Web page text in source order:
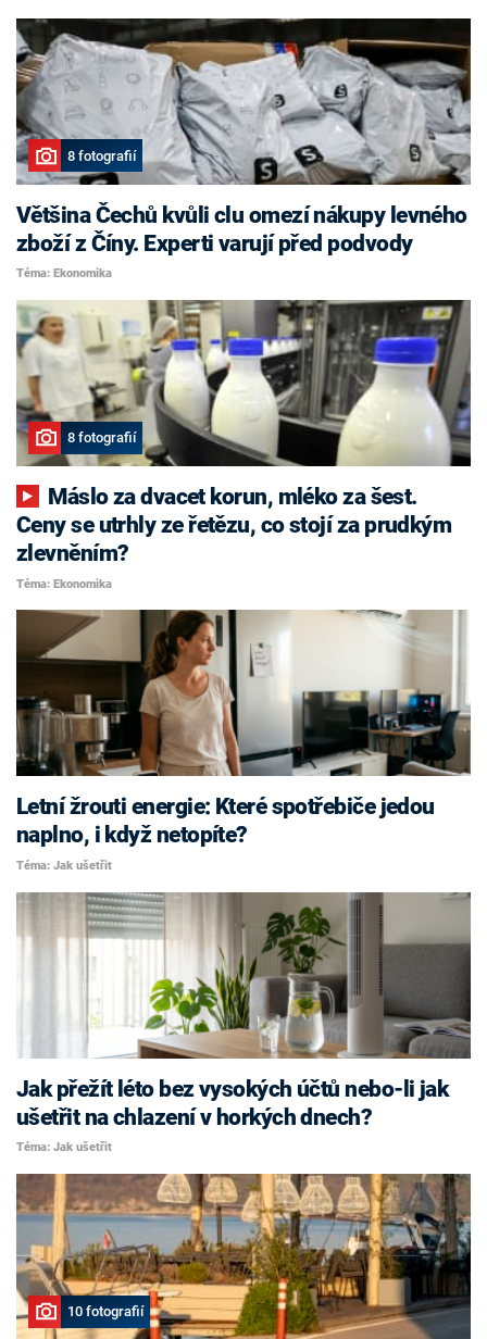
8 fotografií
Většina Čechů kvůli clu omezí nákupy levného
zboží z Číny. Experti varují před podvody
Téma: Ekonomika
8 fotografií
Ceny se utrhly ze řetězu, co stojí za prudkým
zlevněním?
Téma: Ekonomika
Letní žrouti energie: Které spotřebiče jedou
naplno, i když netopíte?
Téma: Jak ušetřit
Jak přežít léto bez vysokých účtů nebo-li jak
ušetřit na chlazení v horkých dnech?
Téma: Jak ušetřit
10 fotografií